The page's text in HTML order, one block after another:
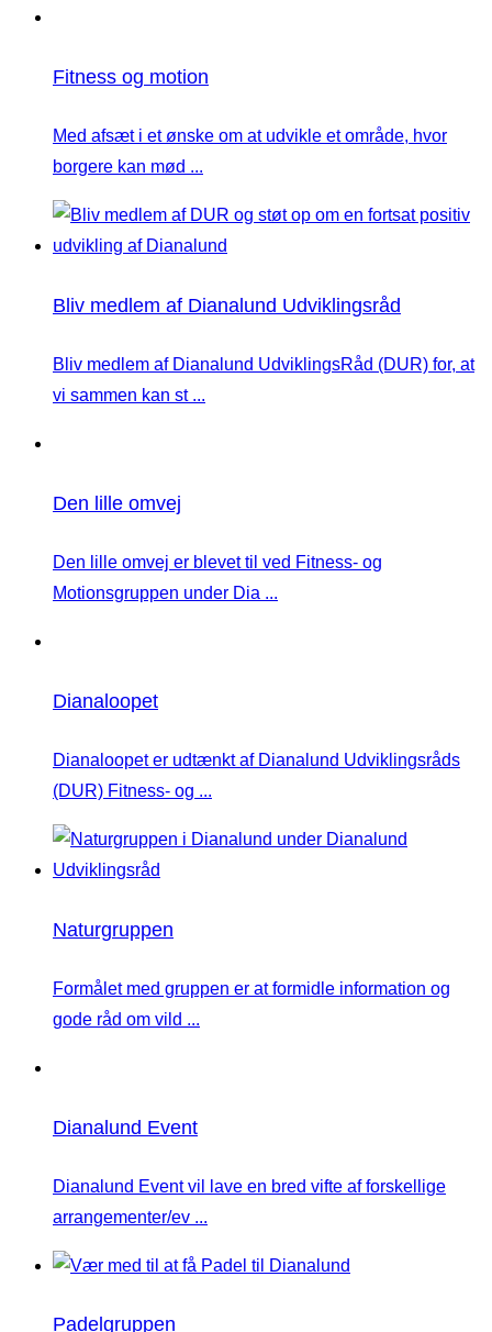
Fitness og motion
Med afsæt i et ønske om at udvikle et område, hvor
borgere kan mød ...
Bliv medlem af Dianalund Udviklingsråd
Bliv medlem af Dianalund UdviklingsRåd (DUR) for, at
vi sammen kan st ...
Den lille omvej
Den lille omvej er blevet til ved Fitness- og
Motionsgruppen under Dia ...
Dianaloopet
Dianaloopet er udtænkt af Dianalund Udviklingsråds
(DUR) Fitness- og ...
Naturgruppen
Formålet med gruppen er at formidle information og
gode råd om vild ...
Dianalund Event
Dianalund Event vil lave en bred vifte af forskellige
arrangementer/ev ...
Padelgruppen